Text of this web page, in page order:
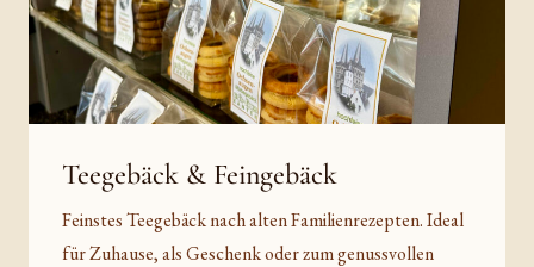
Teegebäck & Feingebäck
Feinstes Teegebäck nach alten Familienrezepten. Ideal
für Zuhause, als Geschenk oder zum genussvollen